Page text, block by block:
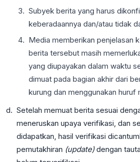
Subyek berita yang harus
keberadaannya dan/atau tidak
Media memberikan penjelasan
berita tersebut masih
yang diupayakan dalam waktu
dimuat pada bagian akhir dari
kurung dan menggunakan huruf
Setelah memuat berita sesuai
meneruskan upaya verifikasi, dan
didapatkan, hasil verifikasi
pemutakhiran (update)dengan